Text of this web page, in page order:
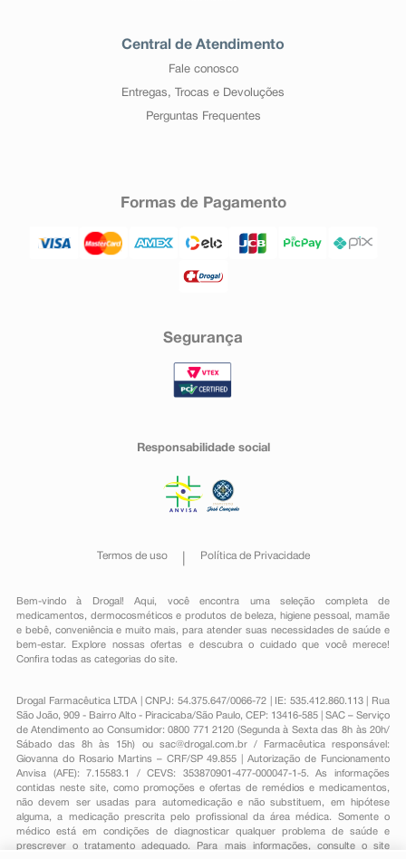
Central de Atendimento
Fale conosco
Entregas, Trocas e Devoluções
Perguntas Frequentes
Formas de Pagamento
Segurança
Responsabilidade social
Termos de uso Política de Privacidade
Bem-vindo à Drogal! Aqui, você encontra uma seleção completa de
medicamentos , dermocosméticos e produtos de beleza, higiene pessoal ,mamãe
e bebê, conveniênciae muito mais, para atender suas necessidades de saúde e
bem-estar. Explore nossas ofertas e descubra o cuidado que você merece!
Confira todas as categorias do site.
Drogal Farmacêutica LTDA | CNPJ: 54.375.647/0066-72 | IE: 535.412.860.113 | Rua
São João, 909 - Bairro Alto - Piracicaba/São Paulo, CEP: 13416-585 | SAC – Serviço
de Atendimento ao Consumidor: 0800 771 2120 (Segunda à Sexta das 8h às 20h/
Sábado das 8h às 15h) ou sac@drogal.com.br/ Farmacêutica responsável:
Giovanna do Rosario Martins – CRF/SP 49.855 | Autorização de Funcionamento
Anvisa (AFE): 7.15583.1 / CEVS: 353870901-477-000047-1-5. As informações
contidas neste site, como promoções e ofertas de remédios e medicamentos,
não devem ser usadas para automedicação e não substituem, em hipótese
alguma, a medicação prescrita pelo profissional da área médica. Somente o
médico está em condições de diagnosticar qualquer problema de saúde e
prescrever o tratamento adequado. Para mais informações, consulte o site